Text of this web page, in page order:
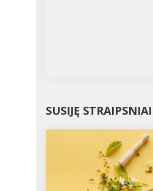
SUSIJĘ STRAIPSNIAI